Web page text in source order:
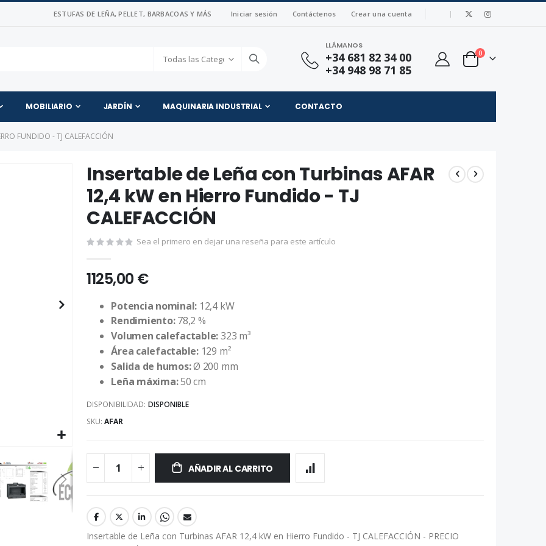
ESTUFAS DE LEÑA, PELLET, BARBACOAS Y MÁS Iniciar sesión Contáctenos Crear una cuenta |
LLÁMANOS
+34 681 82 34 00
+34 948 98 71 85
Cart
0artículos
MOBILIARIO JARDÍN MAQUINARIA INDUSTRIAL CONTACTO
FUNDIDO - TJ CALEFACCIÓN
Insertable de Leña con Turbinas AFAR
12,4 kW en Hierro Fundido - TJ
CALEFACCIÓN
Sea el primero en dejar una reseña para este artículo
1125,00 €
Potencia nominal: 12,4 kW
Rendimiento:78,2 %
Volumen calefactable:323 m³
Área calefactable: 129 m²
Salida de humos:Ø 200 mm
Leña máxima:50 cm
DISPONIBILIDAD: DISPONIBLE
SKU AFAR
AÑADIR AL CARRITO
Insertable de Leña con Turbinas AFAR 12,4 kW en Hierro Fundido - TJ CALEFACCIÓN - PRECIO